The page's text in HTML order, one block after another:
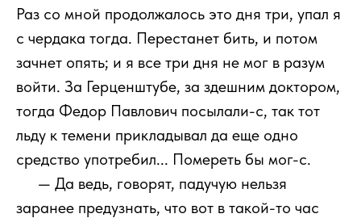
Раз со мной продолжалось это дня три, упал я
с чердака тогда. Перестанет бить, и потом
зачнет опять; и я все три дня не мог в разум
войти. За Герценштубе, за здешним доктором,
тогда Федор Павлович посылали-с, так тот
льду к темени прикладывал да еще одно
средство употребил... Помереть бы мог-с.
— Да ведь, говорят, падучую нельзя
заранее предузнать, что вот в такой-то час